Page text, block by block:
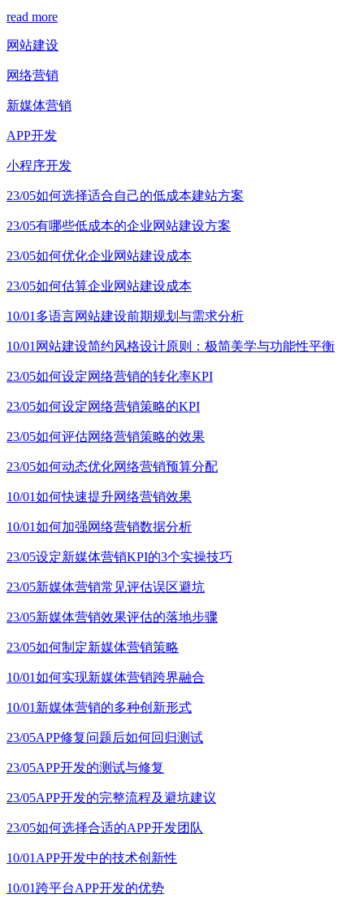
read more
网站建设
网络营销
新媒体营销
APP开发
小程序开发
23/05如何选择适合自己的低成本建站方案
23/05有哪些低成本的企业网站建设方案
23/05如何优化企业网站建设成本
23/05如何估算企业网站建设成本
10/01 多语言网站建设前期规划与需求分析
10/01 网站建设简约风格设计原则：极简美学与功能性平衡
23/05如何设定网络营销的转化率KPI
23/05如何设定网络营销策略的KPI
23/05如何评估网络营销策略的效果
23/05如何动态优化网络营销预算分配
10/01如何快速提升网络营销效果
10/01如何加强网络营销数据分析
23/05设定新媒体营销KPI的3个实操技巧
23/05新媒体营销常见评估误区避坑
23/05新媒体营销效果评估的落地步骤
23/05如何制定新媒体营销策略
10/01如何实现新媒体营销跨界融合
10/01 新媒体营销的多种创新形式
23/05APP修复问题后如何回归测试
23/05APP开发的测试与修复
23/05APP开发的完整流程及避坑建议
23/05如何选择合适的APP开发团队
10/01 APP开发中的技术创新性
10/01 跨平台APP开发的优势